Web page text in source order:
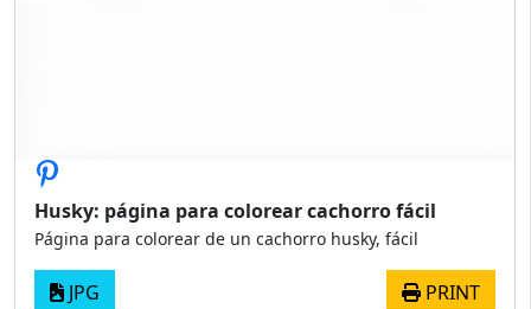
Husky: página para colorear cachorro fácil
Página para colorear de un cachorro husky, fácil
JPG PRINT